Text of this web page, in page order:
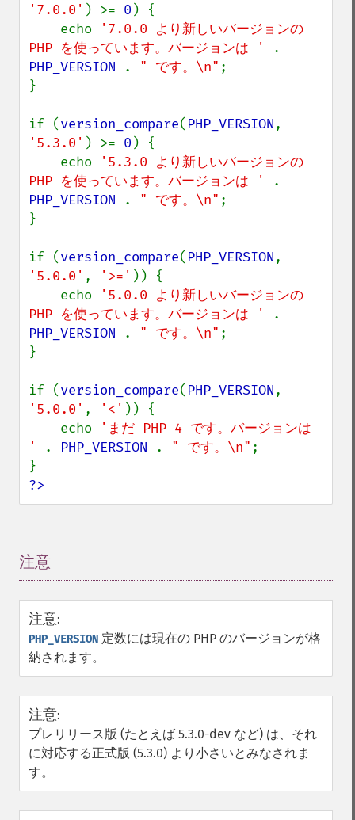
'7.0.0' ) >= 0 ) {
    echo
'7.0.0 より新しいバージョンの
PHP を使っています。バージョンは '
PHP_VERSION
. " です。\n" ;
}
if (version_compare( PHP_VERSION
'5.3.0' ) >= 0 ) {
    echo
'5.3.0 より新しいバージョンの
PHP を使っています。バージョンは '
PHP_VERSION
. " です。\n" ;
}
if (version_compare( PHP_VERSION
'5.0.0' , '>=' )) {
    echo
'5.0.0 より新しいバージョンの
PHP を使っています。バージョンは '
PHP_VERSION
. " です。\n" ;
}
if (version_compare( PHP_VERSION
'5.0.0' , '<' )) {
    echo
'まだ PHP 4 です。バージョンは
'
. PHP_VERSION . " です。\n" ;
?>
注意
注意:
PHP_VERSION 定数には現在の PHP のバージョンが格
納されます。
注意:
プレリリース版 (たとえば 5.3.0-dev など) は、それ
に対応する正式版 (5.3.0) より小さいとみなされま
す。